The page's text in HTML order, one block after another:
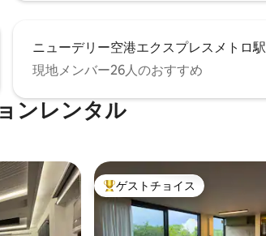
ニューデリー空港エクスプレスメトロ駅
現地メンバー26人のおすすめ
ンレンタル
大好評のゲストチョイスです。
ゲストチョイス